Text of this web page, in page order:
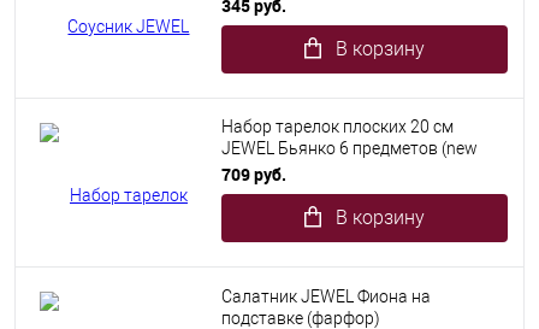
345 руб.
В корзину
Набор тарелок плоских 20 см
JEWEL Бьянко 6 предметов (new
bone)
709 руб.
В корзину
Салатник JEWEL Фиона на
подставке (фарфор)